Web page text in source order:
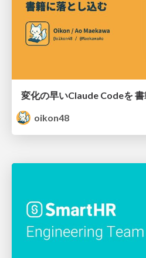
変化の早いClaude Codeを
oikon48